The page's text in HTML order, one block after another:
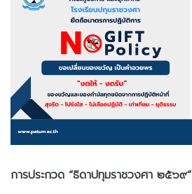
การประกวด “ธิดาปทุมราชวงศา ๒๕๖๙”